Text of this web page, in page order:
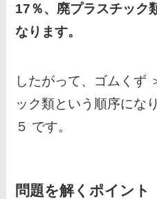
17％、廃プラスチック
なります。
したがって、ゴムくず
ック類という順序にな
５ です。
問題を解くポイント